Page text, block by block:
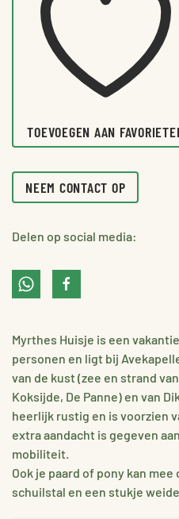
TOEVOEGEN AAN
NEEM CONTACT OP
Delen op social media:
Myrthes Huisje is een
personen en ligt bij
van de kust (zee en strand
Koksijde, De Panne) en van
heerlijk rustig en is voorzien
extra aandacht is gegeven
mobiliteit.
Ook je paard of pony kan
schuilstal en een stukje